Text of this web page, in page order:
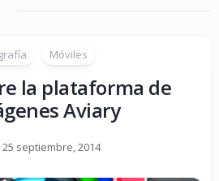
Móviles
la plataforma de
Aviary
25 septiembre, 2014